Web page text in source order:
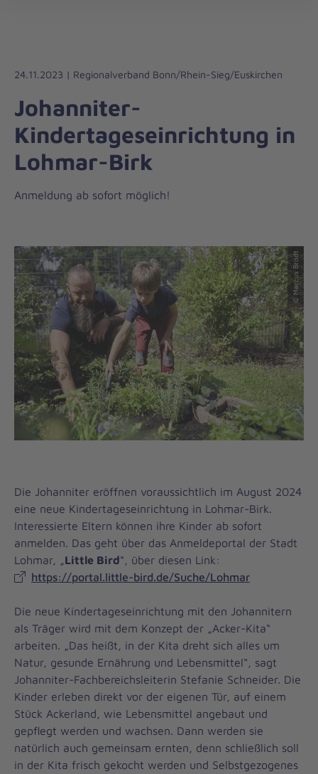
Liebe
Leben
24.11.2023 | Regionalverband Bonn/Rhein-Sieg/Euskirchen
Johanniter-
Kindertageseinrichtung in
Lohmar-Birk
Anmeldung ab sofort möglich!
© Marcus Brodt
Die Johanniter eröffnen voraussichtlich im August 2024
eine neue Kindertageseinrichtung in Lohmar-Birk.
Interessierte Eltern können ihre Kinder ab sofort
anmelden. Das geht über das Anmeldeportal der Stadt
Lohmar, „ Little Bird“, über diesen Link:
https://portal.little-bird.de/Suche/Lohmar
Die neue Kindertageseinrichtung mit den Johannitern
als Träger wird mit dem Konzept der „Acker-Kita“
arbeiten. „Das heißt, in der Kita dreht sich alles um
Natur, gesunde Ernährung und Lebensmittel“, sagt
Johanniter-Fachbereichsleiterin Stefanie Schneider. Die
Kinder erleben direkt vor der eigenen Tür, auf einem
Stück Ackerland, wie Lebensmittel angebaut und
gepflegt werden und wachsen. Dann werden sie
natürlich auch gemeinsam ernten, denn schließlich soll
in der Kita frisch gekocht werden und Selbstgezogenes